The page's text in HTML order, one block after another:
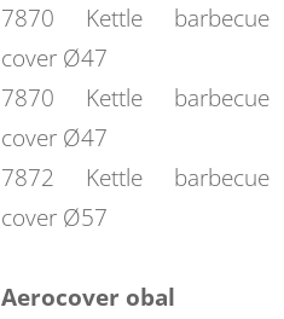
7870 Kettle barbecue
cover Ø47
7870 Kettle barbecue
cover Ø47
7872 Kettle barbecue
cover Ø57
Aerocover obal